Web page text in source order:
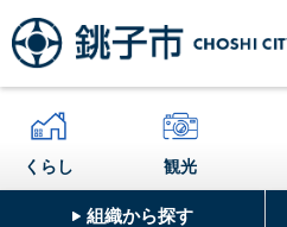
組織から探す
くらし 観光